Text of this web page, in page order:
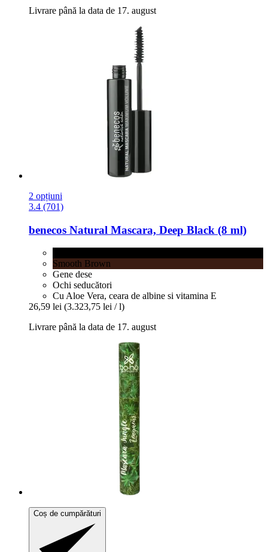
Livrare până la data de 17. august
2 opțiuni
3.4 (701)
benecos Natural Mascara, Deep Black (8 ml)
Smooth Brown
Gene dese
Ochi seducători
Cu Aloe Vera, ceara de albine si vitamina E
26,59 lei (3.323,75 lei / l)
Livrare până la data de 17. august
Coș de cumpărături